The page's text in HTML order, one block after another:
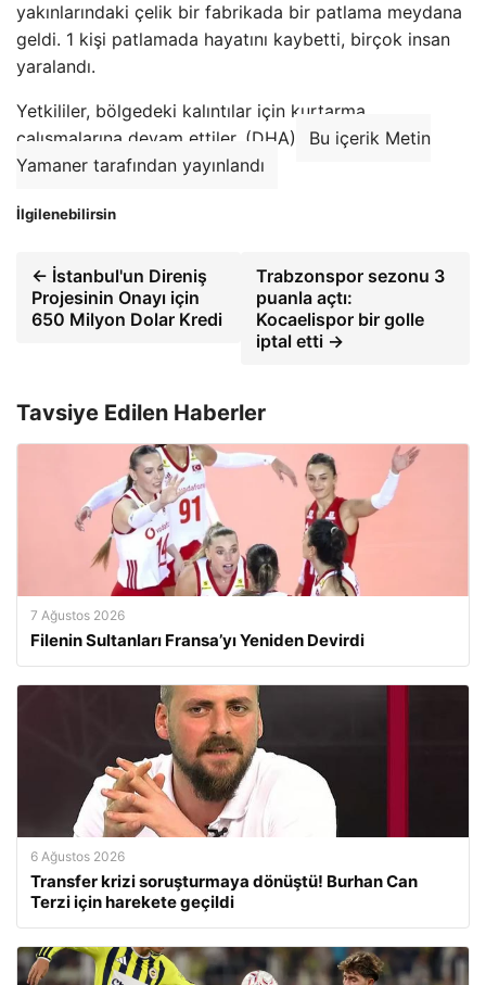
yakınlarındaki çelik bir fabrikada bir patlama meydana
geldi. 1 kişi patlamada hayatını kaybetti, birçok insan
yaralandı.
Yetkililer, bölgedeki kalıntılar için kurtarma
çalışmalarına devam ettiler. (DHA)
Bu içerik Metin
Yamaner tarafından yayınlandı
İlgilenebilirsin
← İstanbul'un Direniş
Projesinin Onayı için
650 Milyon Dolar Kredi
Trabzonspor sezonu 3
puanla açtı:
Kocaelispor bir golle
iptal etti →
Tavsiye Edilen Haberler
7 Ağustos 2026
Filenin Sultanları Fransa’yı Yeniden Devirdi
6 Ağustos 2026
Transfer krizi soruşturmaya dönüştü! Burhan Can
Terzi için harekete geçildi